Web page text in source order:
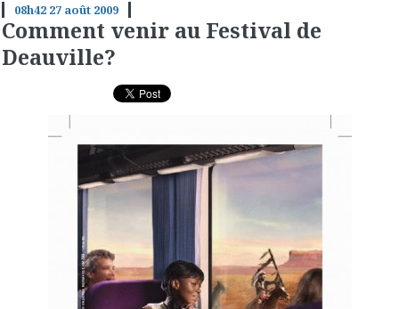
08h42 27 août 2009
Comment venir au Festival de
Deauville?